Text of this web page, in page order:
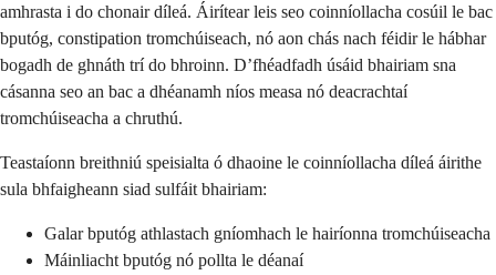
amhrasta i do chonair díleá. Áirítear leis seo coinníollacha cosúil le bac
bputóg, constipation tromchúiseach, nó aon chás nach féidir le hábhar
bogadh de ghnáth trí do bhroinn. D’fhéadfadh úsáid bhairiam sna
cásanna seo an bac a dhéanamh níos measa nó deacrachtaí
tromchúiseacha a chruthú.
Teastaíonn breithniú speisialta ó dhaoine le coinníollacha díleá áirithe
sula bhfaigheann siad sulfáit bhairiam:
Galar bputóg athlastach gníomhach le hairíonna tromchúiseacha
Máinliacht bputóg nó pollta le déanaí